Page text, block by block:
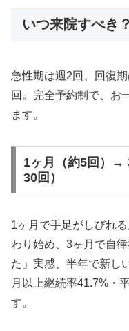
いつ来院すべき？
急性期は週2回、回復
回。完全予約制で、お
ます。
1ヶ月（約5回）→
30回）
1ヶ月で手足がしびれ
わり始め、3ヶ月で自
た」実感、半年で新し
月以上継続率41.7%・
す。